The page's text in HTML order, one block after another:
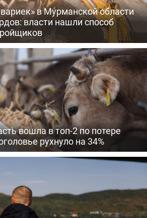
в Мурманской области
власти нашли способ
вошла в топ-2 по потере
рухнуло на 34%